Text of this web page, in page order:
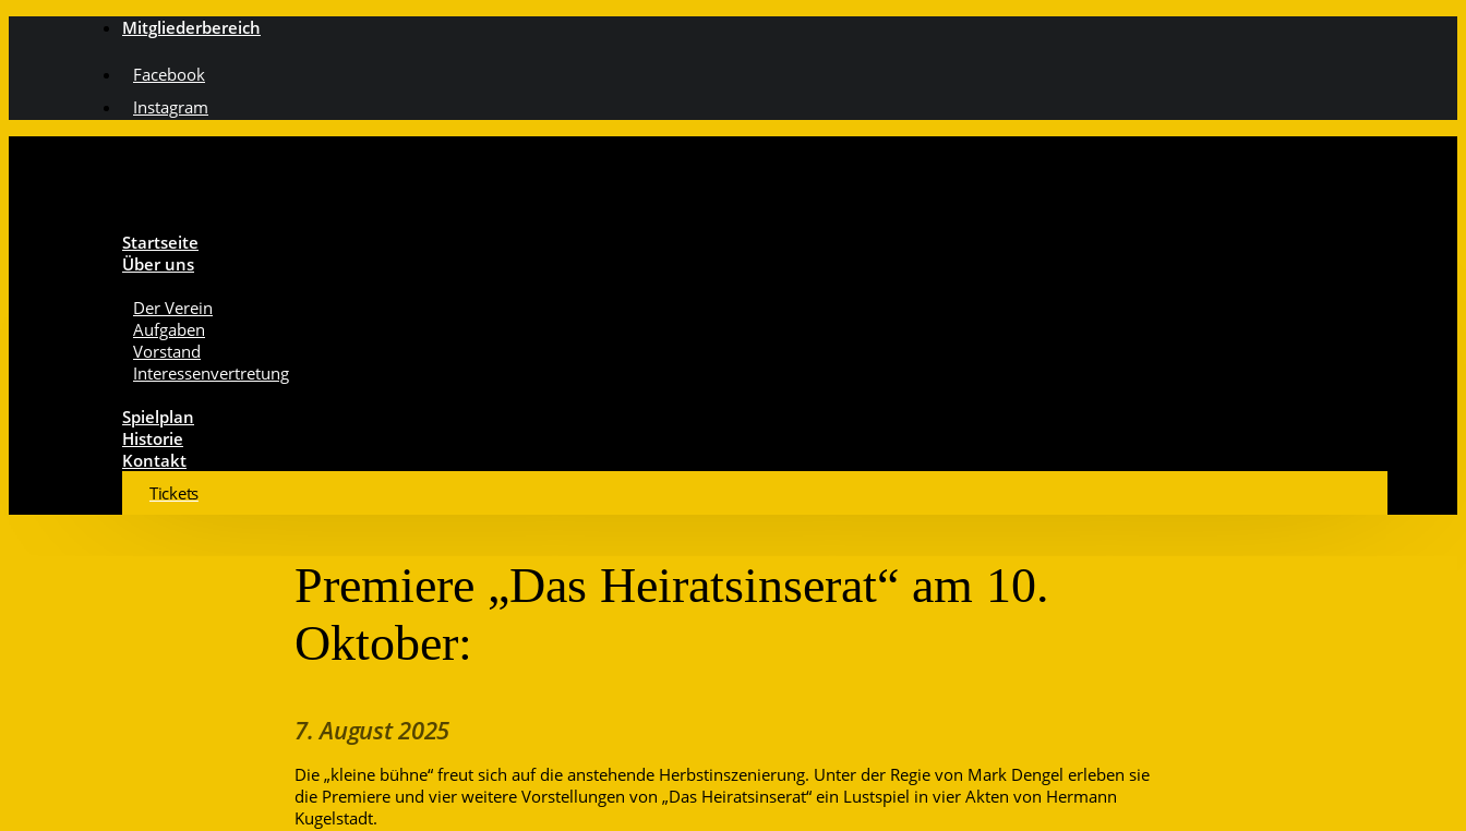
Mitgliederbereich
Facebook
Instagram
Startseite
Über uns
Der Verein
Aufgaben
Vorstand
Interessenvertretung
Spielplan
Historie
Kontakt
Tickets
Premiere „Das Heiratsinserat“ am 10.
Oktober:
7. August 2025
Die „kleine bühne“ freut sich auf die anstehende Herbstinszenierung. Unter der Regie von Mark Dengel erleben sie
die Premiere und vier weitere Vorstellungen von „Das Heiratsinserat“ ein Lustspiel in vier Akten von Hermann
Kugelstadt.